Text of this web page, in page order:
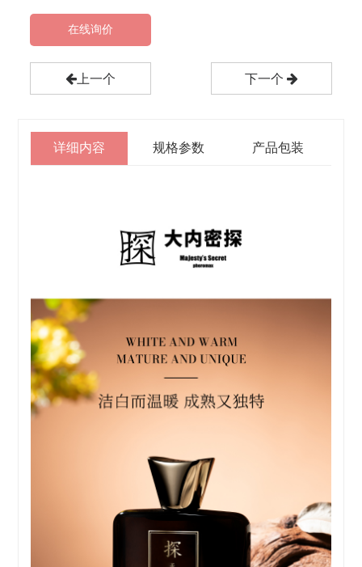
在线询价
上一个 下一个
详细内容 规格参数 产品包装